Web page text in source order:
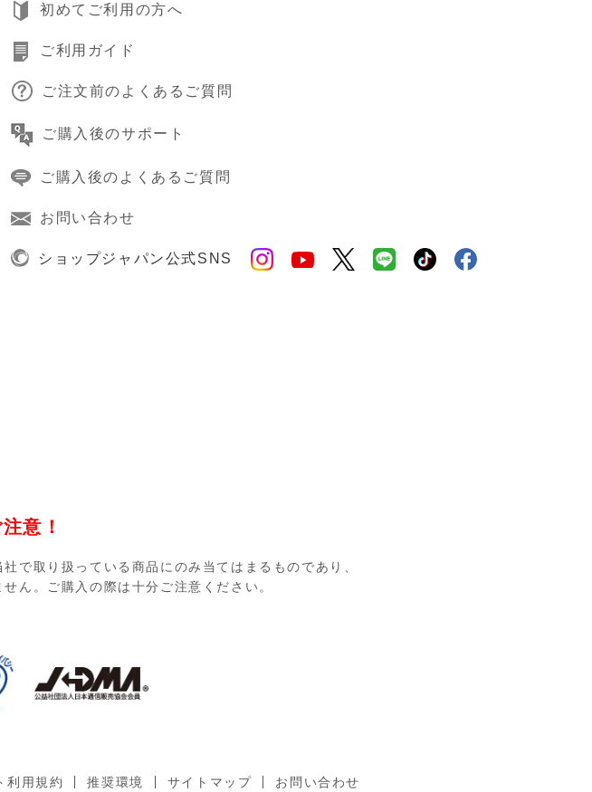
初めてご利用の方へ
ご利用ガイド
ご注文前のよくあるご質問
ご購入後のサポート
ご購入後のよくあるご質問
お問い合わせ
ショップジャパン公式SNS
意！
で取り扱っている商品にのみ当てはまるものであり、
ん。ご購入の際は十分ご注意ください。
利用規約 推奨環境 サイトマップ お問い合わせ